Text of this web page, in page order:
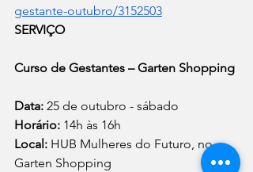
gestante-outubro/3152503
SERVIÇO
Curso de Gestantes – Garten Shopping
Data: 25 de outubro - sábado
Horário: 14h às 16h
Local: HUB Mulheres do Futuro, no
Garten Shopping